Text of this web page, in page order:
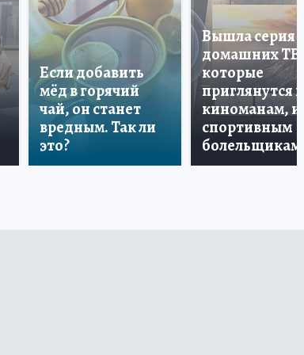
Если добавить
мёд в горячий
чай, он станет
вредным. Так ли
это?
Вышла серия
домашних ТВ,
которые
приглянутся и
киноманам, и
спортивным
болельщикам